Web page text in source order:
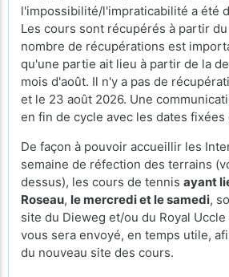
l'impossibilité/l'impraticabilité a été
Les cours sont récupérés à partir
nombre de récupérations est
qu'une partie ait lieu à partir de la
mois d'août. Il n'y a pas de
et le 23 août 2026. Une
en fin de cycle avec les dates
De façon à pouvoir accueillir les
semaine de réfection des terrains
dessus), les cours de tennis ayant
Roseau, le mercredi et le samedi,
site du Dieweg et/ou du Royal
vous sera envoyé, en temps utile,
du nouveau site des cours.